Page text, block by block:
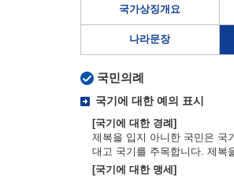
국가상징개요
나라문장
국민의례
국기에 대한 예의 표시
[국기에 대한 경례]
제복을 입지 아니한 국민은 국
대고 국기를 주목합니다. 제복
[국기에 대한 맹세]